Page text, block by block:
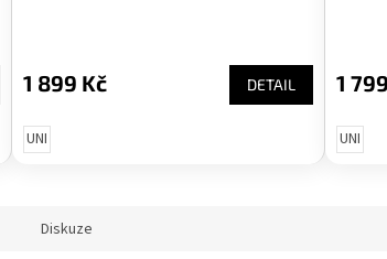
1 899 Kč DETAIL
UNI
1
UNI
Diskuze